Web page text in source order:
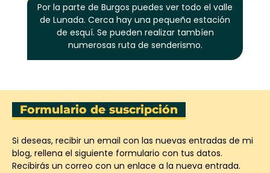
Por la parte de Burgos puedes ver todo el valle
de Lunada. Cerca hay una pequeña estación
de esquí. Se pueden realizar tambíen
numerosas ruta de senderismo.
Formulario de suscripción
Si deseas, recibir un email con las nuevas entradas de mi
blog, rellena el siguiente formulario con tus datos.
Recibirás un correo con un enlace a la nueva entrada.